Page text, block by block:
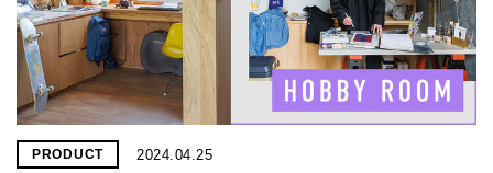
PRODUCT 2024.04.25